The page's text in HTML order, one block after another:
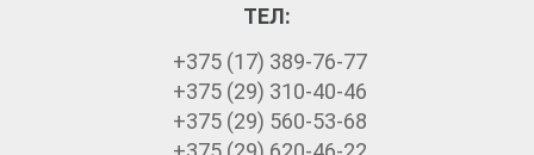
ТЕЛ:
+375 (17) 389-76-77
+375 (29) 310-40-46
+375 (29) 560-53-68